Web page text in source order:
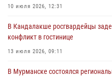
В Управлении Росгвардии по
равноапостольного великого
29 июля 2026, 12:17
10 июля 2026, 12:31
В Кандалакше росгвардейцы
конфликт в гостинице
13 июля 2026, 09:11
В Мурманске состоялся